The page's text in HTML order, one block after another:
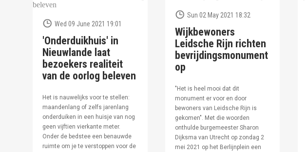
Wed 09 June 2021 19:01
'Onderduikhuis' in
Nieuwlande laat
bezoekers realiteit
van de oorlog beleven
Het is nauwelijks voor te stellen:
maandenlang of zelfs jarenlang
onderduiken in een huisje van nog
geen vijftien vierkante meter.
Onder de bedstee een benauwde
ruimte om je te verstoppen voor de
Sun 02 May 2021 18:32
Wijkbewoners
Leidsche Rijn richten
bevrijdingsmonument
op
"Het is heel mooi dat dit
monument er voor en door
bewoners van Leidsche Rijn is
gekomen". Met die woorden
onthulde burgemeester Sharon
Dijksma van Utrecht op zondag 2
mei 2021 op het Berlijnplein een